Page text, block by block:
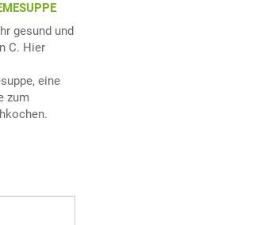
gesund und
C. Hier
eine
zum